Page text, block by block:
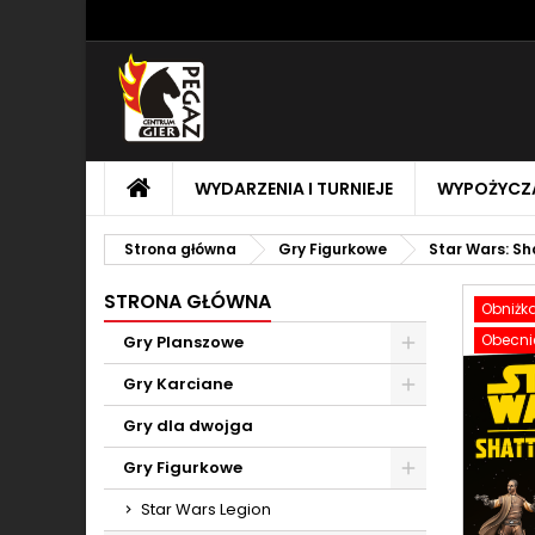
STRONA
GŁÓWNA
WYDARZENIA I TURNIEJE
Strona główna Gry Figurkowe Star Wars:
STRONA GŁÓWNA
Gry Planszowe
Toggle
Gry Karciane
Toggle
Gry dla dwojga
Gry Figurkowe
Toggle
Star Wars Legion